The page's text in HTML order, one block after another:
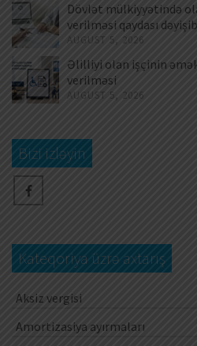
Dövlət mülkiyyətində
verilməsi qaydası dəyişib
AUGUST 5, 2026
Əlilliyi olan işçinin
verilməsi
AUGUST 5, 2026
Bizi izləyin
Kateqoriya üzrə axtarış
Aksiz vergisi
Amortizasiya ayırmaları